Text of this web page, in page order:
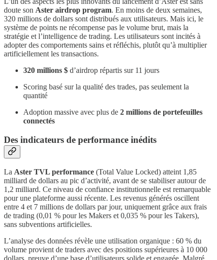
doute son Aster airdrop program. En moins de deux semaines,
320 millions de dollars sont distribués aux utilisateurs. Mais ici, le
système de points ne récompense pas le volume brut, mais la
stratégie et l’intelligence de trading. Les utilisateurs sont incités à
adopter des comportements sains et réfléchis, plutôt qu’à multiplier
artificiellement les transactions.
320 millions $ d’airdrop répartis sur 11 jours
Scoring basé sur la qualité des trades, pas seulement la
quantité
Adoption massive avec plus de 2 millions de portefeuilles
connectés
Des indicateurs de performance inédits
La Aster TVL performance (Total Value Locked) atteint 1,85
milliard de dollars au pic d’activité, avant de se stabiliser autour de
1,2 milliard. Ce niveau de confiance institutionnelle est remarquable
pour une plateforme aussi récente. Les revenus générés oscillent
entre 4 et 7 millions de dollars par jour, uniquement grâce aux frais
de trading (0,01 % pour les Makers et 0,035 % pour les Takers),
sans subventions artificielles.
L’analyse des données révèle une utilisation organique : 60 % du
volume provient de traders avec des positions supérieures à 10 000
dollars, preuve d’une base d’utilisateurs solide et engagée. Malgré